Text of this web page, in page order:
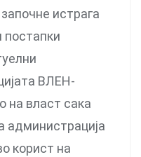
истрага
постапки
ВЛЕН-
на власт сака
администрација
корист на